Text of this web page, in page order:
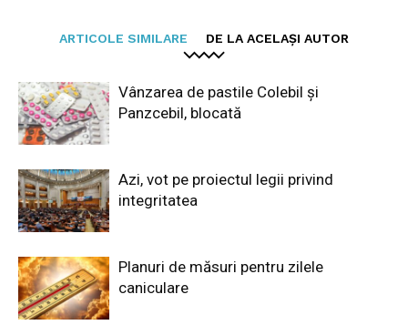
ARTICOLE SIMILARE DE LA ACELAȘI AUTOR
Vânzarea de pastile Colebil și
Panzcebil, blocată
Azi, vot pe proiectul legii privind
integritatea
Planuri de măsuri pentru zilele
caniculare